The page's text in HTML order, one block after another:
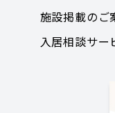
施設掲載のご
入居相談サー